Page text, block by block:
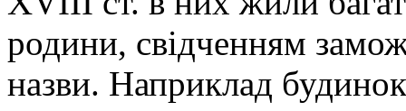
родини, свідченням
назви. Наприклад